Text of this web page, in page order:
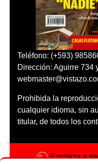
Teléfono: (+593)
Dirección: Aguirre 734
Prohibida la
cualquier idioma, sin
titular, de todos los
Empieza a